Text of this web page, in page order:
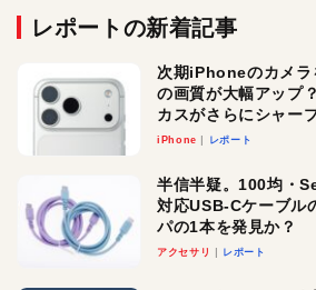
レポートの新着記事
次期iPhoneのカメラ
の画質が大幅アップ
カスがさらにシャー
iPhone レポート
半信半疑。100均・
対応USB-Cケーブル
パの1本を発見か？
アクセサリ レポート